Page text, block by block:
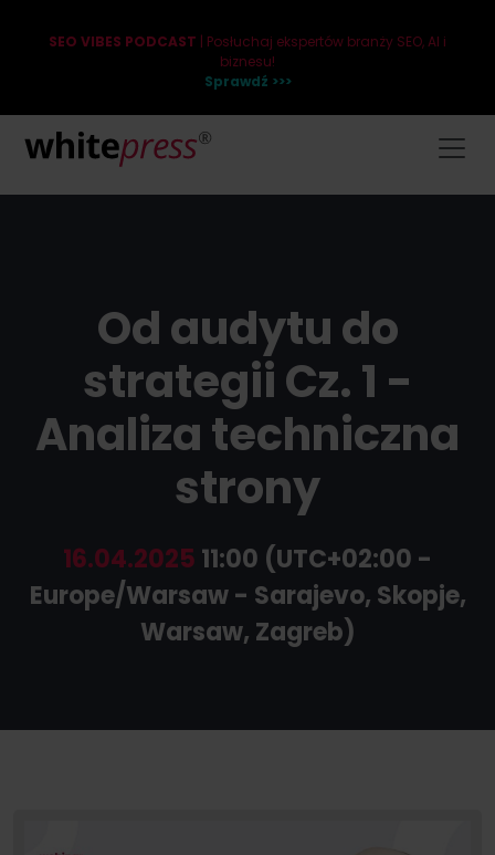
SEO VIBES PODCAST | Posłuchaj ekspertów branży SEO, AI i
biznesu!
Sprawdź >>>
Od audytu do
strategii Cz. 1 -
Analiza techniczna
strony
16.04.2025 11:00 (UTC+02:00 -
Europe/Warsaw - Sarajevo, Skopje,
Warsaw, Zagreb)